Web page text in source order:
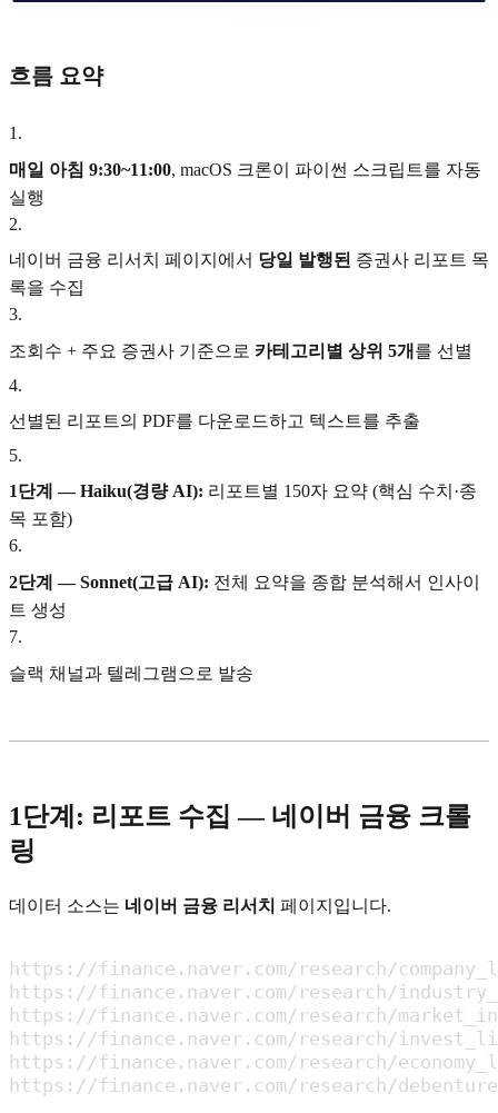
흐름 요약
1 .
매일 아침 9:30~11:00, macOS 크론이 파이썬 스크립트를 자동
실행
2.
네이버 금융 리서치 페이지에서 당일 발행된 증권사 리포트 목
록을 수집
3.
조회수 + 주요 증권사 기준으로 카테고리별 상위 5개 를 선별
4.
선별된 리포트의 PDF를 다운로드하고 텍스트를 추출
5.
1단계 — Haiku(경량 AI): 리포트별 150자 요약 (핵심 수치·종
목 포함)
6.
2단계 — Sonnet(고급 AI): 전체 요약을 종합 분석해서 인사이
트 생성
7.
슬랙 채널과 텔레그램으로 발송
1단계: 리포트 수집 — 네이버 금융 크롤
링
데이터 소스는 네이버 금융 리서치 페이지입니다.
https://finance.naver.com/research/
https://finance.naver.com/research/
https://finance.naver.com/research/
https://finance.naver.com/research/
https://finance.naver.com/research/
https://finance.naver.com/research/